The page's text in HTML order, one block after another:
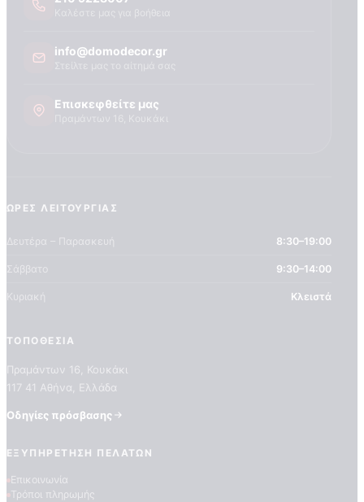
Τεχνογνωσια
info@domodecor.gr
Επισκεφθείτε μας
ΏΡΕΣ ΛΕΙΤΟΥΡΓΊΑΣ
Δευτέρα – Παρασκευή 8:30–19:00
Σάββατο 9:30–14:00
Κυριακή Κλειστά
ΤΟΠΟΘΕΣΊΑ
Πραμάντων 16, Κουκάκι
117 41 Αθήνα, Ελλάδα
Οδηγίες πρόσβασης
ΕΞΥΠΗΡΈΤΗΣΗ ΠΕΛΑΤΏΝ
Επικοινωνία
Τρόποι πληρωμής